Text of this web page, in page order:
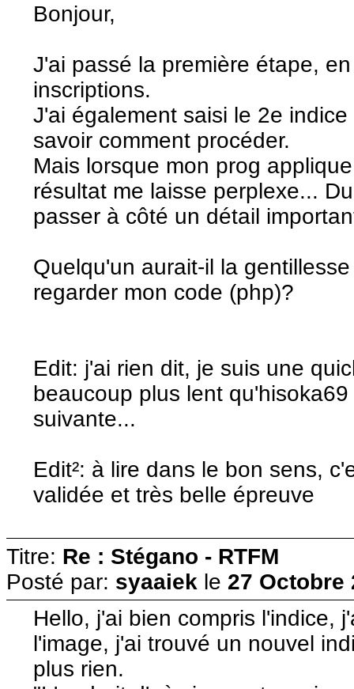
Bonjour,
J'ai passé la première étape,
inscriptions.
J'ai également saisi le 2e
savoir comment procéder.
Mais lorsque mon prog
résultat me laisse perplexe...
passer à côté un détail
Quelqu'un aurait-il la
regarder mon code (php)?
Edit: j'ai rien dit, je suis une
beaucoup plus lent
suivante...
Edit²: à lire dans le bon sens,
validée et très belle épreuve
Titre: Re : Stégano - RTFM
Posté par: syaaiek le 27 Octobre
Hello, j'ai bien compris l'indice,
l'image, j'ai trouvé un nouvel
plus rien.